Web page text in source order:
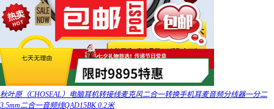
秋叶原（CHOSEAL）电脑耳机转接线麦克风二合一转换手机耳麦音频分线器一分二
3.5mm二合一音频线QAD15BK 0.2米